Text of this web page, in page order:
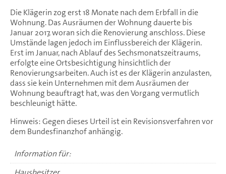
Die Klägerin zog erst 18 Monate nach dem Erbfall in die
Wohnung. Das Ausräumen der Wohnung dauerte bis
Januar 2017, woran sich die Renovierung anschloss. Diese
Umstände lagen jedoch im Einflussbereich der Klägerin.
Erst im Januar, nach Ablauf des Sechsmonatszeitraums,
erfolgte eine Ortsbesichtigung hinsichtlich der
Renovierungsarbeiten. Auch ist es der Klägerin anzulasten,
dass sie kein Unternehmen mit dem Ausräumen der
Wohnung beauftragt hat, was den Vorgang vermutlich
beschleunigt hätte.
Hinweis: Gegen dieses Urteil ist ein Revisionsverfahren vor
dem Bundesfinanzhof anhängig.
Information für: